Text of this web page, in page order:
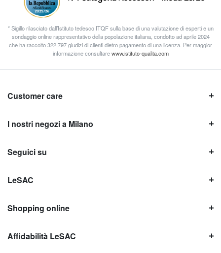
* Sigillo rilasciato dall’Istituto tedesco ITQF sulla base di una valutazione di esperti e un
sondaggio online rappresentativo della popolazione italiana, condotto ad aprile 2024
che ha raccolto 322.797 giudizi di clienti dietro pagamento di una licenza. Per maggior
informazione consultarewww.istituto-qualita.com
Customer care
I nostri negozi a Milano
Seguici su
LeSAC
Shopping online
Affidabilità LeSAC